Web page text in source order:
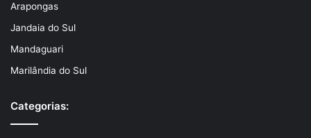
Arapongas
Jandaia do Sul
Mandaguari
Marilândia do Sul
Categorias: